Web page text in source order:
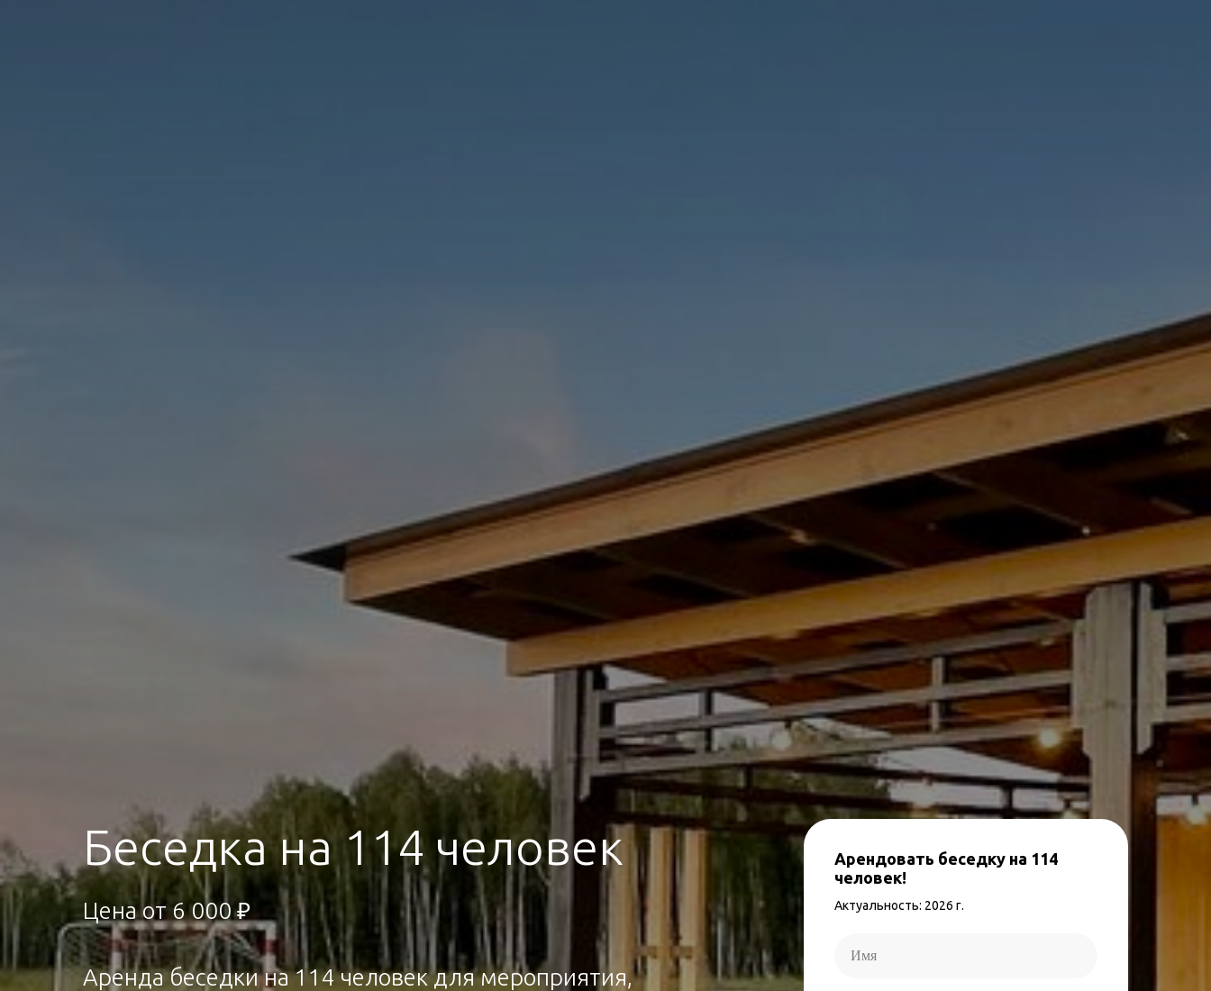
Беседка на 114 человек
Цена от 6 000 ₽
Аренда беседки на 114 человек для мероприятия,
Арендовать беседку на 114
человек!
Актуальность: 2026 г.